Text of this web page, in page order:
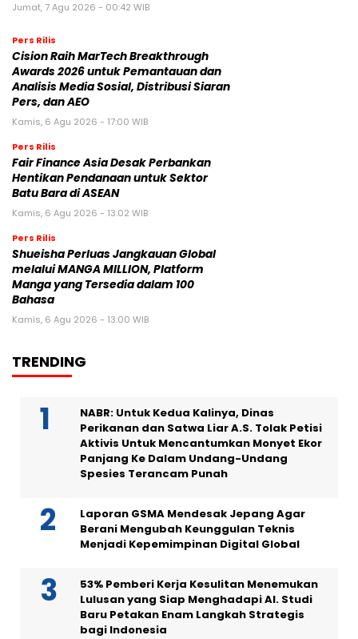
Jumat, 7 Agu 2026 - 00:42 WIB
Pers Rilis
Cision Raih MarTech Breakthrough
Awards 2026 untuk Pemantauan dan
Analisis Media Sosial, Distribusi Siaran
Pers, dan AEO
Kamis, 6 Agu 2026 - 17:00 WIB
Pers Rilis
Fair Finance Asia Desak Perbankan
Hentikan Pendanaan untuk Sektor
Batu Bara di ASEAN
Kamis, 6 Agu 2026 - 13:02 WIB
Pers Rilis
Shueisha Perluas Jangkauan Global
melalui MANGA MILLION, Platform
Manga yang Tersedia dalam 100
Bahasa
Kamis, 6 Agu 2026 - 13:00 WIB
TRENDING
NABR: Untuk Kedua Kalinya, Dinas
Perikanan dan Satwa Liar A.S. Tolak Petisi
Aktivis Untuk Mencantumkan Monyet Ekor
Panjang Ke Dalam Undang-Undang
Spesies Terancam Punah
Laporan GSMA Mendesak Jepang Agar
Berani Mengubah Keunggulan Teknis
Menjadi Kepemimpinan Digital Global
53% Pemberi Kerja Kesulitan Menemukan
Lulusan yang Siap Menghadapi AI. Studi
Baru Petakan Enam Langkah Strategis
bagi Indonesia